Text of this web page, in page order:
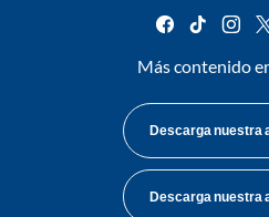
facebook
tiktok
Más contenido
Descarga nuestra
Descarga nuestra